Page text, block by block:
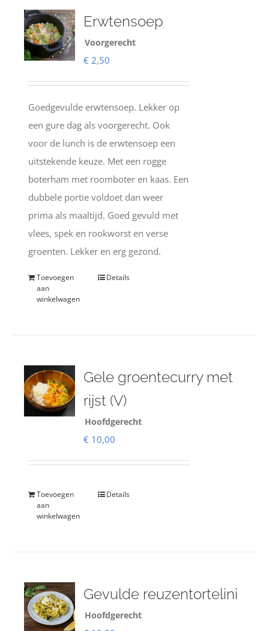
Erwtensoep
Voorgerecht
€ 2,50
Goedgevulde erwtensoep. Lekker op
een gure dag als voorgerecht. Ook
voor de lunch is de erwtensoep een
uitstekende keuze. Met een rogge
boterham met roomboter en kaas. Een
dubbele portie voldoet dan weer
prima als maaltijd. Goed gevuld met
vlees, spek en rookworst en verse
groenten. Lekker en erg gezond.
Toevoegen
aan
winkelwagen
Details
Gele groentecurry met
rijst (V)
Hoofdgerecht
€ 10,00
Toevoegen
aan
winkelwagen
Details
Gevulde reuzentortelini
Hoofdgerecht